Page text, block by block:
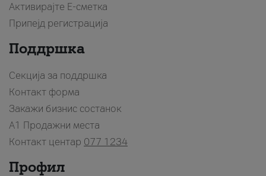
Активирајте Е-сметка
Припејд регистрација
Поддршка
Секција за поддршка
Контакт форма
Закажи бизнис состанок
A1 Продажни места
Контакт центар 077 1234
Профил